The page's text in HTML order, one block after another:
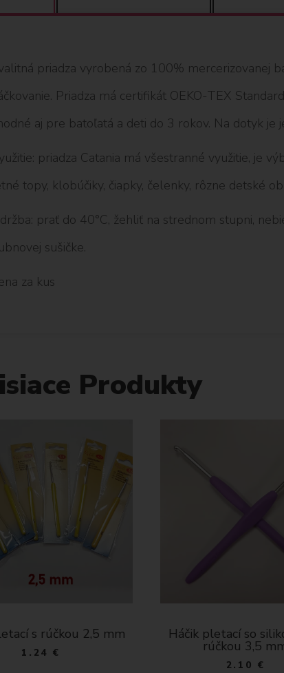
priadza vyrobená zo 100% mercerizovanej
Priadza má certifikát OEKO-TEX
aj pre batoľatá a deti do 3 rokov. Na dotyk je
priadza Catania má všestranné využitie, je
topy, klobúčiky, čiapky, čelenky, rôzne detské
prať do 40°C, žehliť na strednom stupni,
sušičke.
za kus
Produkty
s rúčkou 2,5 mm
1.24 €
Háčik pletací so
rúčkou 3,5
2.10 €